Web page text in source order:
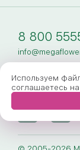
8 800
Оплата
Гарантии
Как заказать
Вопрос-
Обработка
Используем
соглашаетесь